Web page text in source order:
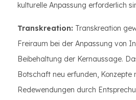
kulturelle Anpassung erforderlich
Transkreation: Transkreation
Freiraum bei der Anpassung von
Beibehaltung der Kernaussage.
Botschaft neu erfunden, Konzepte
Redewendungen durch